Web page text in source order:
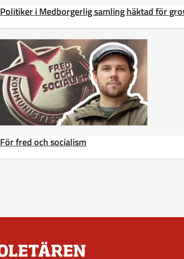
Politiker i Medborgerlig samling häktad för
För fred och socialism